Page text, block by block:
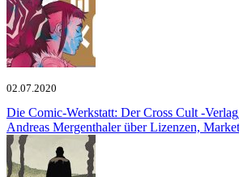
02.07.2020
Die Comic-Werkstatt: Der Cross Cult -Verlag
Andreas Mergenthaler über Lizenzen,